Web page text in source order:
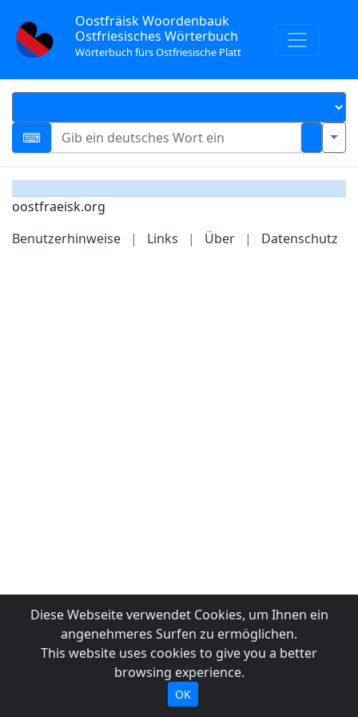
Oostfräisk Woordenbauk
Ostfriesisches Wörterbuch
Wörterbuch fürs Ostfriesische Platt
oostfraeisk.org
Benutzerhinweise
| Links | Über | Datenschutz
Diese Webseite verwendet Cookies, um Ihnen ein
angenehmeres Surfen zu ermöglichen.
This website uses cookies to give you a better
browsing experience.
OK